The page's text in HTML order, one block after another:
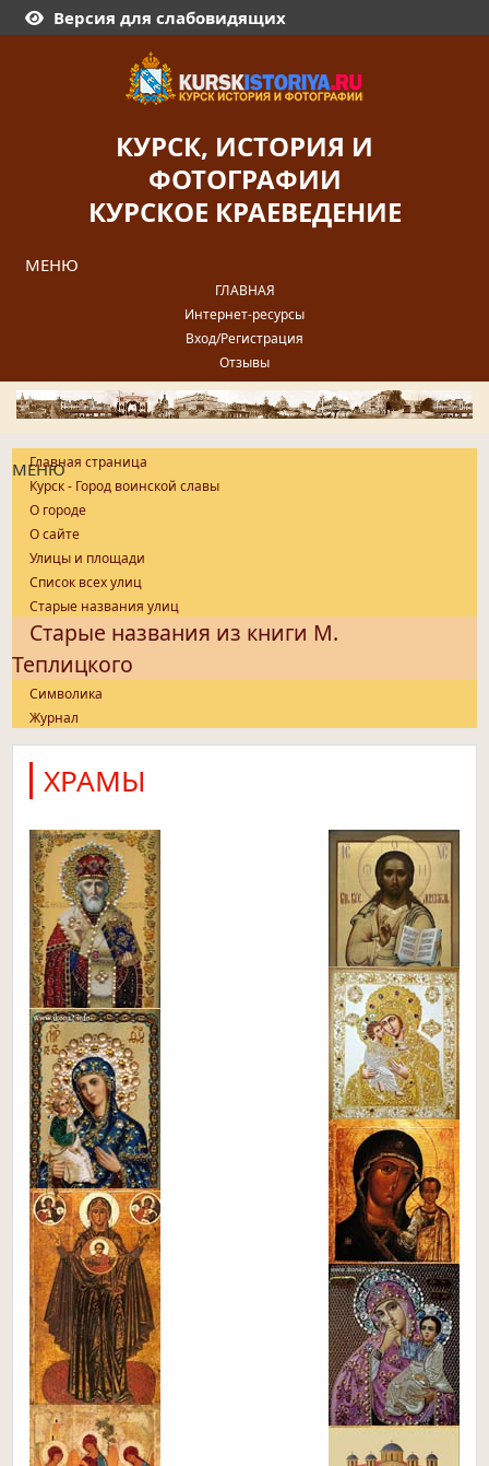
Версия для слабовидящих
КУРСК, ИСТОРИЯ И
ФОТОГРАФИИ
КУРСКОЕ КРАЕВЕДЕНИЕ
МЕНЮ
ГЛАВНАЯ
Интернет-ресурсы
Вход/Регистрация
Отзывы
МЕНЮ
Главная страница
Курск - Город воинской славы
О городе
О сайте
Улицы и площади
Список всех улиц
Старые названия улиц
Старые названия из книги М.
Теплицкого
Символика
Журнал
ХРАМЫ